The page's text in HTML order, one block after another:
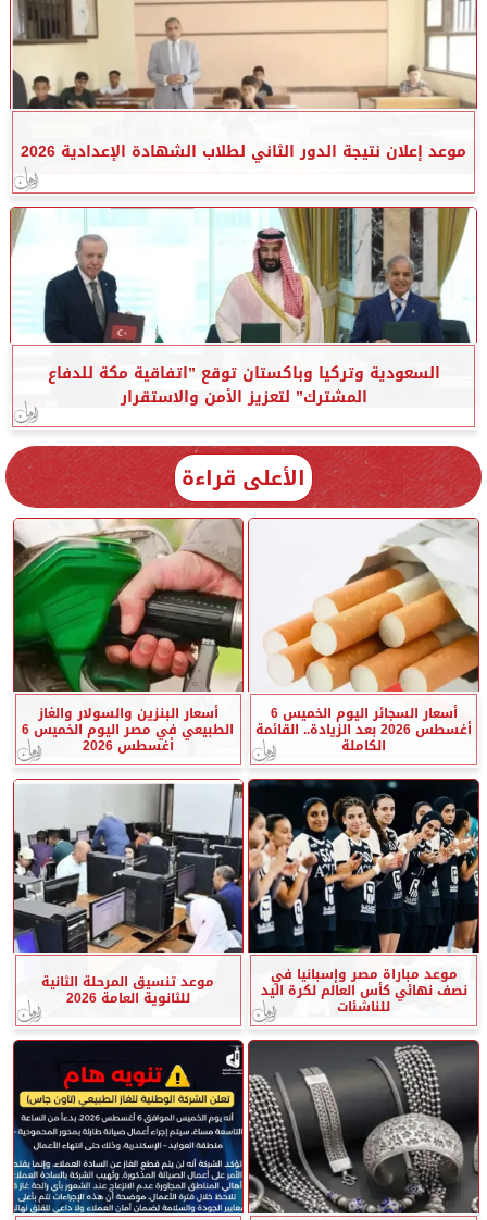
موعد إعلان نتيجة الدور الثاني لطلاب الشهادة الإعدادية 2026
السعودية وتركيا وباكستان توقع ”اتفاقية مكة للدفاع
المشترك” لتعزيز الأمن والاستقرار
الأعلى قراءة
أسعار السجائر اليوم الخميس 6
أغسطس 2026 بعد الزيادة.. القائمة
الكاملة
أسعار البنزين والسولار والغاز
الطبيعي في مصر اليوم الخميس 6
أغسطس 2026
موعد مباراة مصر وإسبانيا في
نصف نهائي كأس العالم لكرة اليد
للناشئات
موعد تنسيق المرحلة الثانية
للثانوية العامة 2026